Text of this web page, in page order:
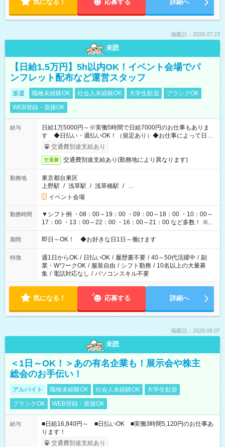
気になる！ 応募する 詳細へ
掲載日：2026.07.23
未読
【日給1.5万円】5h以内OK！イベント会場でパ
ンフレット配布など運営スタッフ
派遣 職種未経験OK 社会人未経験OK 大学生歓迎
ブランクOK
WEB登録・面接OK
給与
日給1万5000円～※実働5時間で日給7000円のお仕事もありま
す ◆日払い・週払いOK！（規定あり）◆お仕事によって日給
も異なります
交通費別途支給あり
交通費 交通費別途支給あり(勤務地により異なります)
勤務地
東京都台東区
上野駅 / 浅草駅 / 浅草橋駅 / …
イベント会場
勤務時間
▼シフト例 ・08：00～19：00 ・09：00～18：00 ・10：00～
17：00 ・13：00～22：00 ・16：00～21：00 など多数！ ※お
仕事により勤務時間が異なります
期間 即日～OK！ ◆お好きな日1日～働けます
特徴 週1日からOK / 日払いOK / 履歴書不要 / 40～50代活躍中 / 副
業・WワークOK / 服装自由 / シフト勤務 / 10名以上の大量募
集 / 電話対応なし / パソコンスキル不要
気になる！ 応募する 詳細へ
掲載日：2026.08.07
未読
＜1日～OK！＞あの有名企業も！展示会や株主
総会のお手伝い！
アルバイト 職種未経験OK 社会人未経験OK
大学生歓迎
ブランクOK
WEB登録・面接OK
給与
■日給16,840円～ ■日払いOK ■実働3時間5,120円のお仕事あ
ります！
交通費別途支給あり